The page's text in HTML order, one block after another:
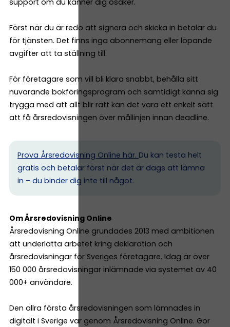
support om du känner dig osäker.
Först när du är redo att signera och skicka in betalar du
för tjänsten. Det finns inga abonnemang eller löpande
avgifter att ta ställning till.
För företagare som vill bli klara snabbt, behålla sitt
nuvarande bokföringsprogram och samtidigt känna sig
trygga med att allt blir rätt kan det vara ett enkelt sätt
att få årsredovisningen över mållinjen innan deadline.
Prova Årsredovisning Online här. Du kan testa helt
gratis och betalar först när det är dags att lämna
in – du binder dig inte till något.
Om Årsredovisning Online
Årsredovisning Online grundades 2013 med ambitionen
att underlätta arbetet kring deklaration och
årsredovisningar för Sveriges företagare. Idag är över
150 000 årsredovisningar inlämnade via systemet av 40
000+ användare.
Den allra första årsredovisningen som lämnades in
digitalt i Sverige var genom Årsredovisning Online. Gör